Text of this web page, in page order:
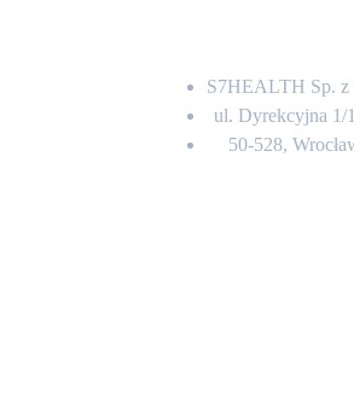
S7HEALTH Sp. z
ul. Dyrekcyjna 1/
50-528,